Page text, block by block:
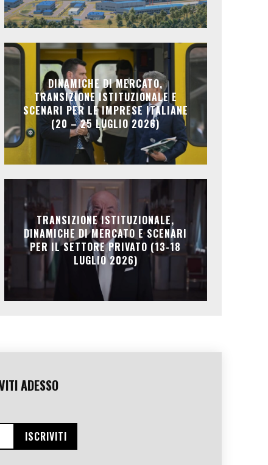
DINAMICHE DI MERCATO,
TRANSIZIONE ISTITUZIONALE E
SCENARI PER LE IMPRESE ITALIANE
(20 – 25 LUGLIO 2026)
TRANSIZIONE ISTITUZIONALE,
DINAMICHE DI MERCATO E SCENARI
PER IL SETTORE PRIVATO (13-18
LUGLIO 2026)
ADESSO